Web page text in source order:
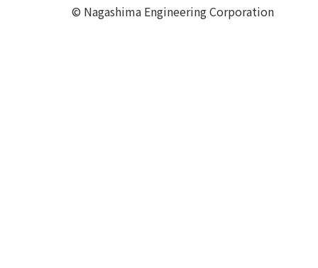
© Nagashima Engineering Corporation